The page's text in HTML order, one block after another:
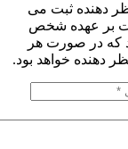
دهنده ثبت می
بر عهده شخص
که در صورت هر
دهنده خواهد بود.